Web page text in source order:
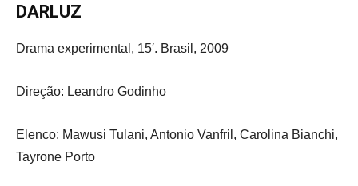
DARLUZ
Drama experimental, 15′. Brasil, 2009
Direção: Leandro Godinho
Elenco: Mawusi Tulani, Antonio Vanfril, Carolina Bianchi,
Tayrone Porto